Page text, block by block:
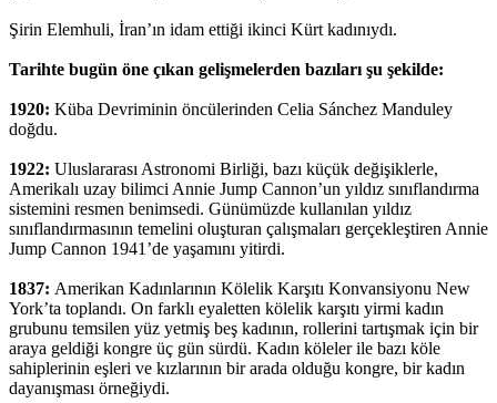
Şirin Elemhuli, İran’ın idam ettiği ikinci Kürt kadınıydı.
Tarihte bugün öne çıkan gelişmelerden bazıları şu şekilde:
1920: Küba Devriminin öncülerinden Celia Sánchez Manduley
doğdu.
1922: Uluslararası Astronomi Birliği, bazı küçük değişiklerle,
Amerikalı uzay bilimci Annie Jump Cannon’un yıldız sınıflandırma
sistemini resmen benimsedi. Günümüzde kullanılan yıldız
sınıflandırmasının temelini oluşturan çalışmaları gerçekleştiren Annie
Jump Cannon 1941’de yaşamını yitirdi.
1837: Amerikan Kadınlarının Kölelik Karşıtı Konvansiyonu New
York’ta toplandı. On farklı eyaletten kölelik karşıtı yirmi kadın
grubunu temsilen yüz yetmiş beş kadının, rollerini tartışmak için bir
araya geldiği kongre üç gün sürdü. Kadın köleler ile bazı köle
sahiplerinin eşleri ve kızlarının bir arada olduğu kongre, bir kadın
dayanışması örneğiydi.